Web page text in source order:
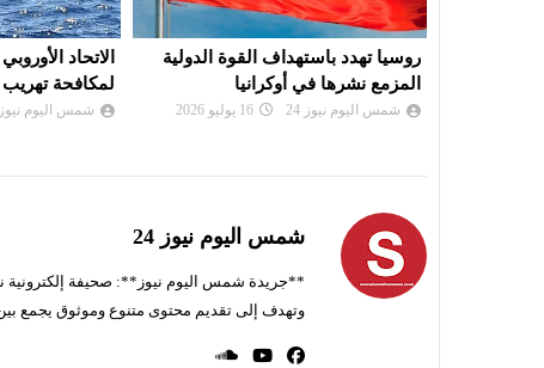
الاتحاد الأوروبي يقترح تجميد الأصول
لمكافحة تهريب المهاجرين
شمس اليوم نيوز 24 09 يوليو 2026
امريكا : إعلان
إجلاء واسعة
شمس اليوم نيوز 24
شمس اليوم نيوز 24
**جريدة شمس اليوم نيوز**: صحيفة إلكترونية
وتهدف إلى تقديم محتوى متنوع وموثوق يجمع